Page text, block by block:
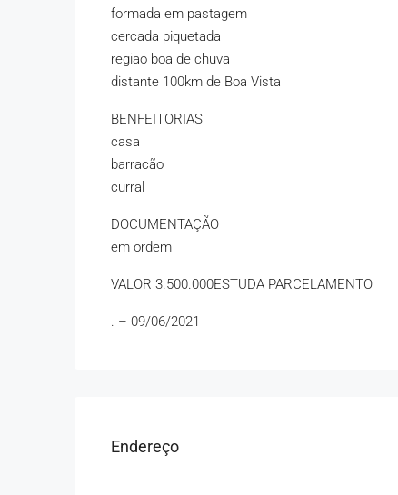
formada em pastagem
cercada piquetada
regiao boa de chuva
distante 100km de Boa Vista
BENFEITORIAS
casa
barracão
curral
DOCUMENTAÇÃO
em ordem
VALOR 3.500.000ESTUDA PARCELAMENTO
. – 09/06/2021
Endereço